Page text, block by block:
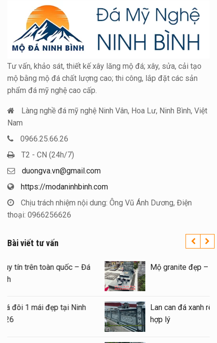
Tư vấn, khảo sát, thiết kế xây lăng mộ đá; xây, sửa, cải tạo
mộ bằng mộ đá chất lượng cao; thi công, lắp đặt các sản
phẩm đá mỹ nghệ cao cấp.
Làng nghề đá mỹ nghệ Ninh Vân, Hoa Lư, Ninh Bình, Việt
Nam
0966.25.66.26
T2 - CN (24h/7)
duongva.vn@gmail.com
https://modaninhbinh.com
Chịu trách nhiệm nội dung: Ông Vũ Ánh Dương, Điện
thoại: 0966256626
Bài viết tư vấn
Xây Lăng Mộ đá uy tín trên toàn quốc – Đá
Mỹ Nghệ Ninh Bình
Báo giá xây Mộ đá đôi 1 mái đẹp tại Ninh
Bình cuối năm 2026